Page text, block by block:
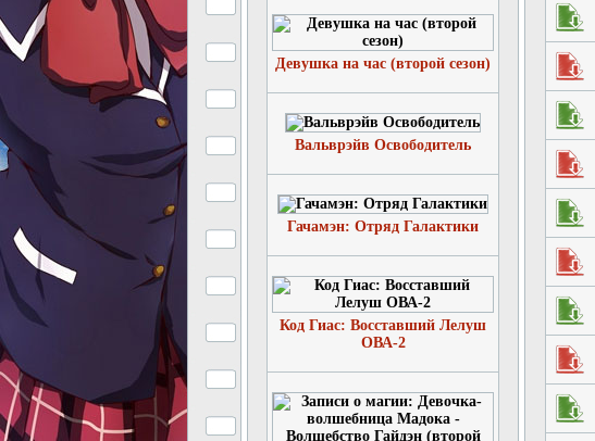
Девушка на час (второй сезон)
Вальврэйв Освободитель
Гачамэн: Отряд Галактики
Код Гиас: Восставший Лелуш
ОВА-2